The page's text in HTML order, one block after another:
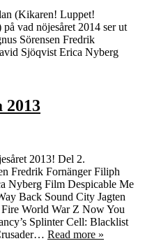
(Kikaren! Luppet!
vad nöjesåret 2014 ser ut
Sörensen Fredrik
Sjöqvist Erica Nyberg
2013
2013! Del 2.
Fredrik Fornänger Filiph
Nyberg Film Despicable Me
Back Sound City Jagten
World War Z Now You
Splinter Cell: Blacklist
Read more »